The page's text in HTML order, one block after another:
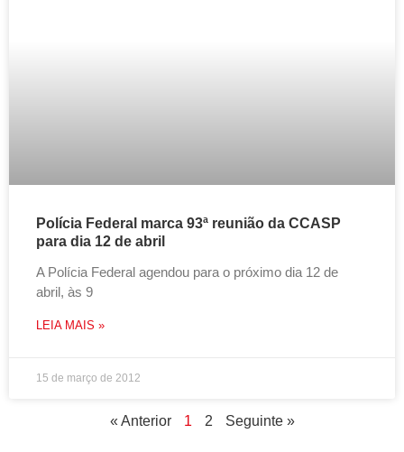
Polícia Federal marca 93ª reunião da CCASP
para dia 12 de abril
A Polícia Federal agendou para o próximo dia 12 de
abril, às 9
LEIA MAIS »
15 de março de 2012
« Anterior 1 2 Seguinte »